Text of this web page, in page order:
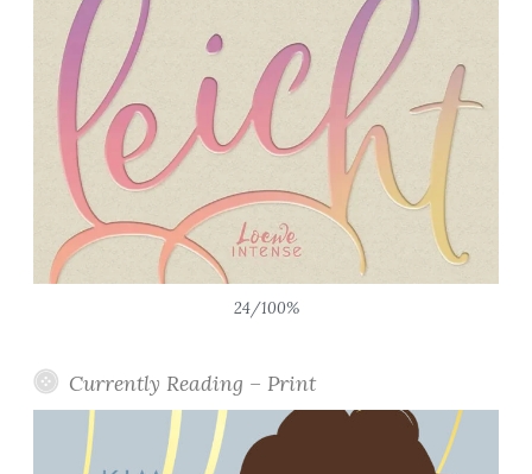
24/100%
Currently Reading – Print